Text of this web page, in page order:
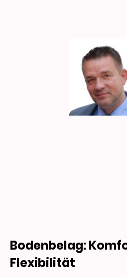
Bodenbelag:
Flexibilität